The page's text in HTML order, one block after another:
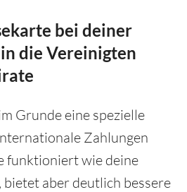
bei deiner
die Vereinigten
Grunde eine spezielle
Zahlungen
funktioniert wie deine
aber deutlich bessere